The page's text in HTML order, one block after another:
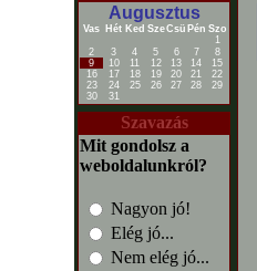
Augusztus
Vas Hét Ked SzeCsü Pén Szo
1
2
3 4 5 6 7
8
9
10 11 12 13 14
15
16
17 18 19 20 21
22
23
24 25 26 27 28
29
30
31
Szavazás
Mit gondolsz a
weboldalunkról?
Nagyon jó!
Elég jó...
Nem elég jó...